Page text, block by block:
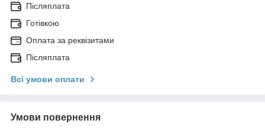
Післяплата
Готівкою
Оплата за реквізитами
Післяплата
Всі умови оплати
Умови повернення